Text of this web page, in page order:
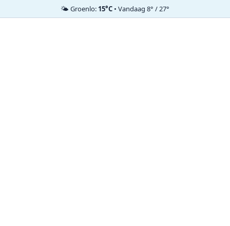
🌤️ Groenlo: 15°C • Vandaag 8° / 27°